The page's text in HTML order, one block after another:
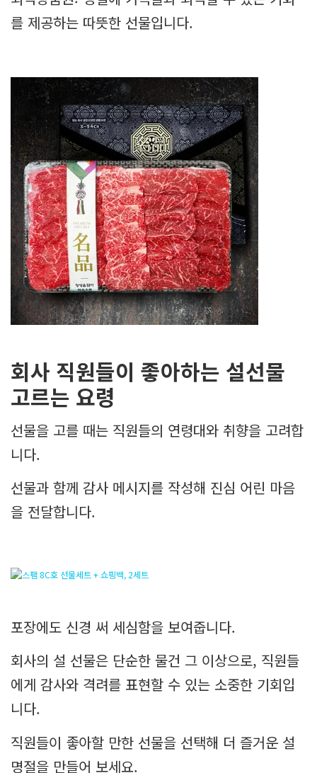
를 제공하는 따뜻한 선물입니다.
회사 직원들이 좋아하는 설선물
고르는 요령
선물을 고를 때는 직원들의 연령대와 취향을 고려합
니다.
선물과 함께 감사 메시지를 작성해 진심 어린 마음
을 전달합니다.
포장에도 신경 써 세심함을 보여줍니다.
회사의 설 선물은 단순한 물건 그 이상으로, 직원들
에게 감사와 격려를 표현할 수 있는 소중한 기회입
니다.
직원들이 좋아할 만한 선물을 선택해 더 즐거운 설
명절을 만들어 보세요.